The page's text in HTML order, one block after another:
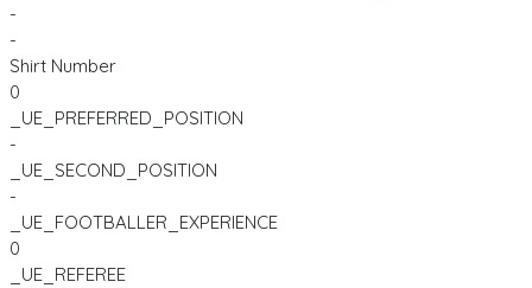
-
-
Shirt Number
0
_UE_PREFERRED_POSITION
-
_UE_SECOND_POSITION
-
_UE_FOOTBALLER_EXPERIENCE
0
_UE_REFEREE